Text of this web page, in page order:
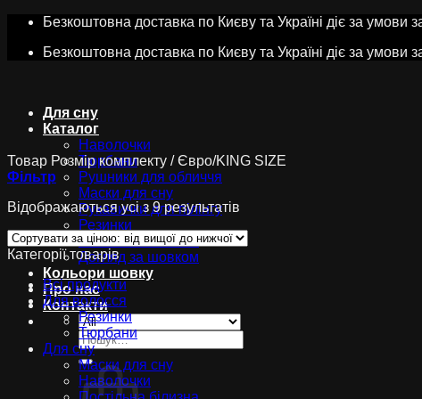
Skip
content
Безкоштовна доставка по Києву та Україні діє за умови
Безкоштовна доставка по Києву та Україні діє за умови
Для сну
Каталог
Наволочки
Тюрбани
Рушники для обличчя
Маски для сну
Рукавички для пілінгу
Резинки
Постільна білизна
Догляд за шовком
Кольори шовку
Про нас
Контакти
Шукати:
Товар Розмір комплекту /Євро/KING SIZE
Фільтр
Відображаються усі з 9 результатів
ціною:
Категорії товарів
Всі продукти
Для волосся
Резинки
Тюрбани
Для сну
Маски для сну
Наволочки